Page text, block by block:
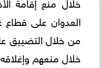
من خلال التضييق
خلال منعهم وإغلاقه 5 مرات خلال ذات